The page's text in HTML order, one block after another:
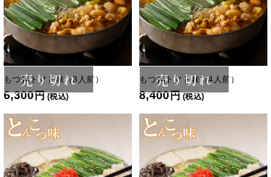
売り切れ
もつ鍋トマト味（3人前）
6,300円 (税込)
売り切れ
もつ鍋トマト味（4人前）
8,400円 (税込)